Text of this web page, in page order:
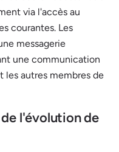
via l'accès au
courantes. Les
messagerie
une communication
les autres membres de
l'évolution de